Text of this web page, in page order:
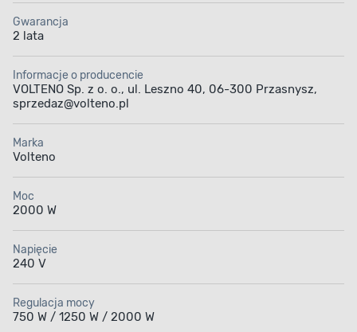
również nie sprawi Ci problemu, ponieważ odznacza
Regulacja mocy
Bezpiecznik
Gwarancja
2 lata
Informacje o producencie
VOLTENO Sp. z o. o., ul. Leszno 40, 06-300 Przasnysz,
sprzedaz@volteno.pl
Marka
Volteno
Moc
2000 W
Napięcie
240 V
Regulacja mocy
750 W / 1250 W / 2000 W